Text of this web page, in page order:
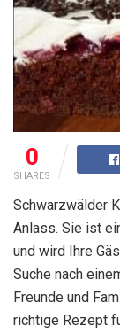
0
SHARES
Schwarzwälder
Anlass. Sie ist
und wird Ihre
Suche nach
Freunde und
richtige Rezept